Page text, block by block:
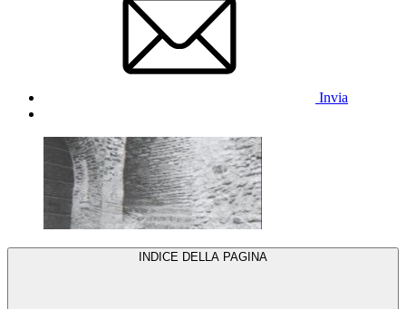
Invia
INDICE DELLA PAGINA